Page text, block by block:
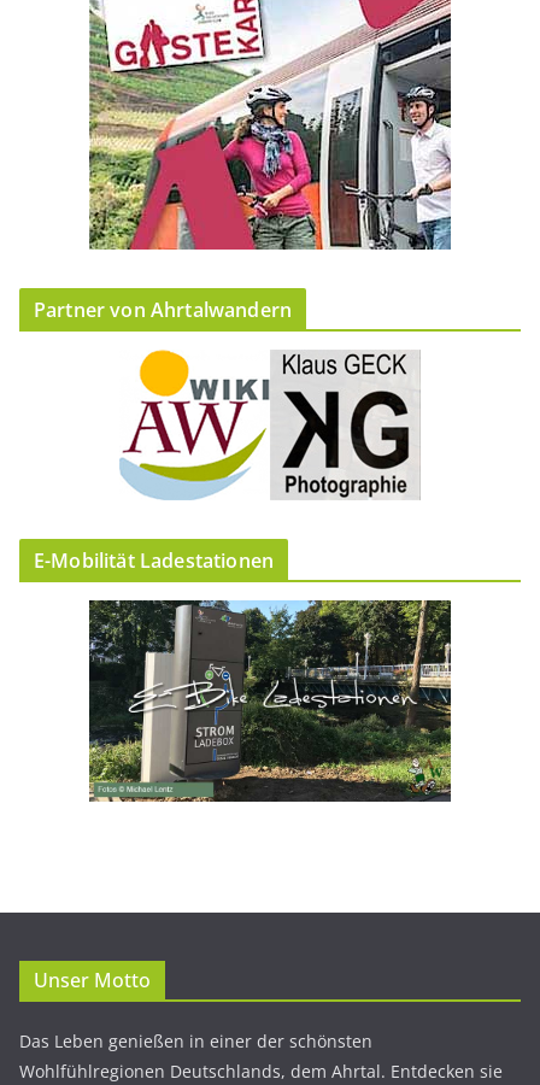
Partner von Ahrtalwandern
E-Mobilität Ladestationen
Unser Motto
Das Leben genießen in einer der schönsten
Wohlfühlregionen Deutschlands, dem Ahrtal. Entdecken sie